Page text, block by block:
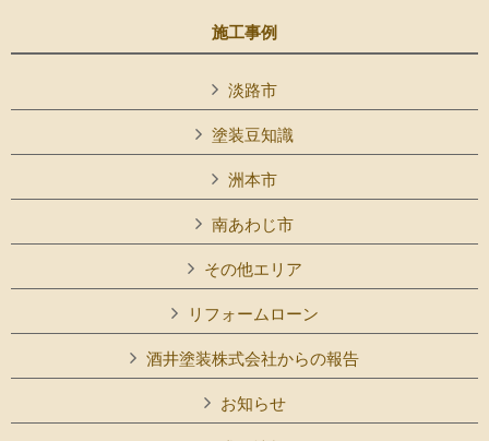
施工事例
淡路市
塗装豆知識
洲本市
南あわじ市
その他エリア
リフォームローン
酒井塗装株式会社からの報告
お知らせ